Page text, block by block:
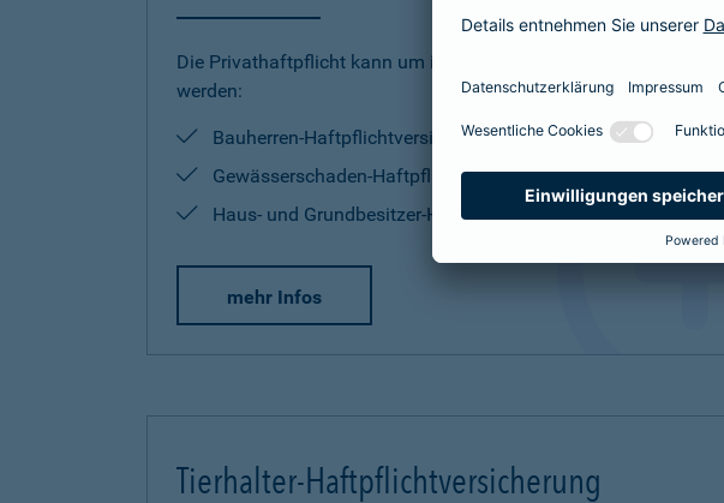
Die Privathaftpflicht kann um individuelle Haftungsrisiken ergänzt
werden:
Bauherren-Haftpflichtversicherung
Gewässerschaden-Haftpflichtversicherung
Haus- und Grundbesitzer-Haftpflichtversicherung
mehr Infos
Tierhalter-Haftpflichtversicherung